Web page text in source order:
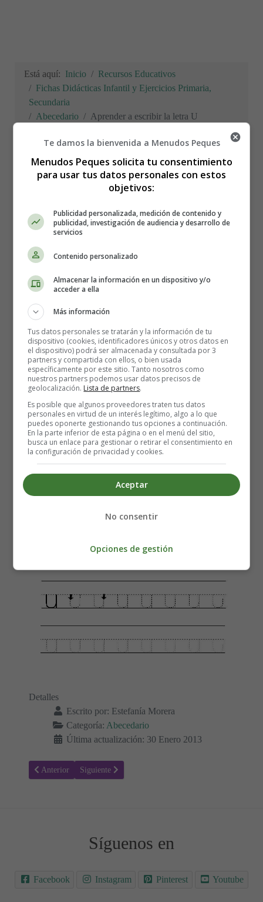
Está aquí: Inicio
Recursos Educativos
Fichas Didácticas Infantil y Ejercicios Primaria,
Secundaria
Abecedario
Aprender a escribir la letra U
Aprender a escribir la
letra U
Recursos Educativos -
Aprender las vocales y el
abecedario - Letra U
Repasar y escribir la letra U
Para Imprimir guarda primero la imagen en el PC.
Detalles
Escrito por: Estefanía Morera
Categoría: Abecedario
Última actualización: 30 Enero 2013
Artículo anterior: Reconocer y aprender la letra U
Anterior Artículo siguiente: Aprender a escribir la letra O
Siguiente
Síguenos en
Facebook Instagram Pinterest Youtube
Te damos la bienvenida a Menudos Peques
Menudos Peques solicita tu consentimiento
para usar tus datos personales con estos
objetivos:
Publicidad personalizada, medición de contenido y
publicidad, investigación de audiencia y desarrollo de
servicios
Contenido personalizado
Almacenar la información en un dispositivo y/o
acceder a ella
Más información
Tus datos personales se tratarán y la información de tu
dispositivo (cookies, identificadores únicos y otros datos en
el dispositivo) podrá ser almacenada y consultada por 3
partners y compartida con ellos, o bien usada
específicamente por este sitio. Tanto nosotros como
nuestros partners podemos usar datos precisos de
geolocalización. Lista de partners.
Es posible que algunos proveedores traten tus datos
personales en virtud de un interés legítimo, algo a lo que
puedes oponerte gestionando tus opciones a continuación.
En la parte inferior de esta página o en el menú del sitio,
busca un enlace para gestionar o retirar el consentimiento en
la configuración de privacidad y cookies.
Aceptar
No consentir
Opciones de gestión